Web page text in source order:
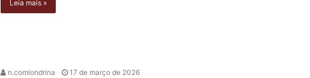
Leia mais »
n.comlondrina 17 de março de 2026